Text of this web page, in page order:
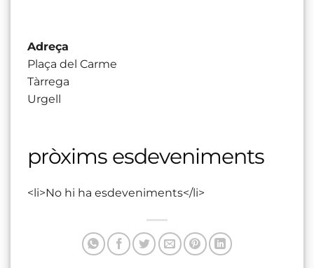
Adreça
Plaça del Carme
Tàrrega
Urgell
pròxims esdeveniments
<li>No hi ha esdeveniments</li>